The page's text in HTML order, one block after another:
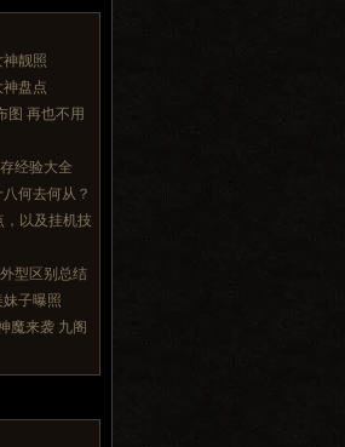
靓照
盘点
图 再也不用
经验大全
何去何从？
以及挂机技
型区别总结
子曝照
魔来袭 九阁